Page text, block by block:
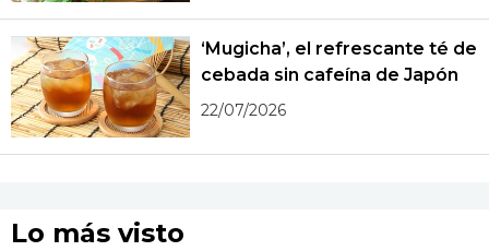
‘Mugicha’, el refrescante té de
cebada sin cafeína de Japón
22/07/2026
Lo más visto